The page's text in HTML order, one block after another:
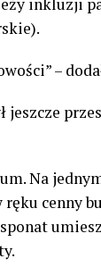
–
Na
cenny